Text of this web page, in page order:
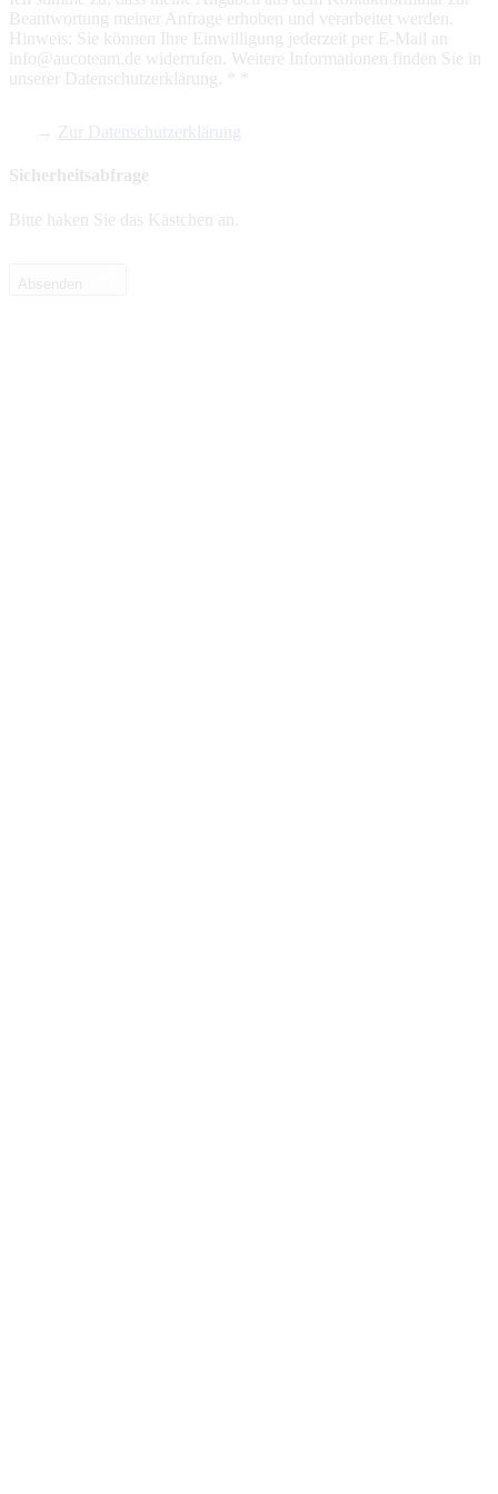
Beantwortung meiner Anfrage erhoben und verarbeitet werden.
Hinweis: Sie können Ihre Einwilligung jederzeit per E-Mail an
info@aucoteam.de widerrufen. Weitere Informationen finden Sie in
unserer Datenschutzerklärung. *
→ Zur Datenschutzerklärung
Sicherheitsabfrage
Bitte haken Sie das Kästchen an.